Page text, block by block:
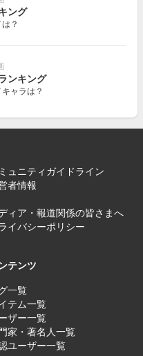
ング
？
ンキング
ャラは？
ュニティガイドライン
者情報
ィア・報道関係の皆さまへ
イバシーポリシー
テンツ
一覧
テム一覧
ザー一覧
家・著名人一覧
ユーザー一覧